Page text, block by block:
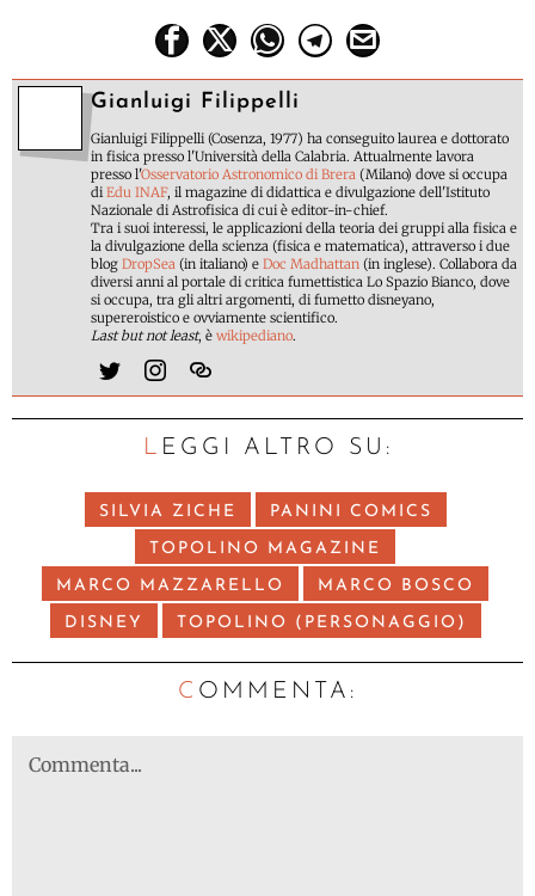
Gianluigi Filippelli
Gianluigi Filippelli (Cosenza, 1977) ha conseguito laurea e dottorato
in fisica presso l'Università della Calabria. Attualmente lavora
presso l'Osservatorio Astronomico di Brera (Milano) dove si occupa
di Edu INAF, il magazine di didattica e divulgazione dell'Istituto
Nazionale di Astrofisica di cui è editor-in-chief.
Tra i suoi interessi, le applicazioni della teoria dei gruppi alla fisica e
la divulgazione della scienza (fisica e matematica), attraverso i due
blog DropSea (in italiano) e Doc Madhattan (in inglese). Collabora da
diversi anni al portale di critica fumettistica Lo Spazio Bianco, dove
si occupa, tra gli altri argomenti, di fumetto disneyano,
supereroistico e ovviamente scientifico.
Last but not least, è wikipediano.
LEGGI ALTRO SU:
SILVIA ZICHE PANINI COMICS
TOPOLINO MAGAZINE
MARCO MAZZARELLO MARCO BOSCO
DISNEY TOPOLINO (PERSONAGGIO)
C OMMENTA: